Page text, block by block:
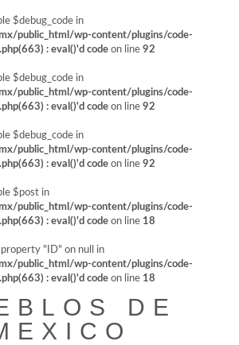
$debug_code in
public_html/wp-content/plugins/code-
: eval()'d code on line 92
$debug_code in
public_html/wp-content/plugins/code-
: eval()'d code on line 92
$debug_code in
public_html/wp-content/plugins/code-
: eval()'d code on line 92
$post in
public_html/wp-content/plugins/code-
: eval()'d code on line 18
"ID" on null in
public_html/wp-content/plugins/code-
: eval()'d code on line 18
DE